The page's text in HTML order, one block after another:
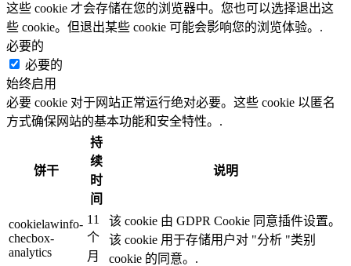
这些 cookie 才会存储在您的浏览器中。您也可以选择退出这
些 cookie。但退出某些 cookie 可能会影响您的浏览体验。.
必要的
必要的
始终启用
必要 cookie 对于网站正常运行绝对必要。这些 cookie 以匿名
方式确保网站的基本功能和安全特性。.
饼干
持
续
时
间
说明
cookielawinfo-
checbox-
analytics
11
个
月
该 cookie 由 GDPR Cookie 同意插件设置。
该 cookie 用于存储用户对 "分析 "类别
cookie 的同意。.